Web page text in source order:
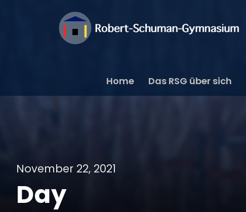
Home Das RSG über sich
November 22, 2021
Day